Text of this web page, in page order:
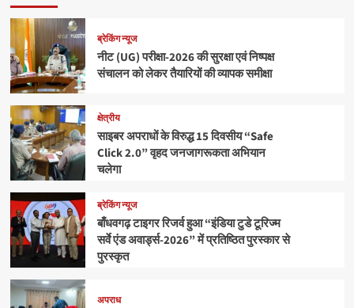
ब्रेकिंग न्यूज
नीट (UG) परीक्षा-2026 की सुरक्षा एवं निष्पक्ष
संचालन को लेकर तैयारियों की व्यापक समीक्षा
क्षेत्रीय
साइबर अपराधों के विरुद्ध 15 दिवसीय “Safe
Click 2.0” वृहद जनजागरूकता अभियान
चलेगा
ब्रेकिंग न्यूज
बाँधवगढ़ टाइगर रिजर्व हुआ “इंडिया टुडे टूरिज्म
सर्वे एंड अवार्ड्स-2026” में प्रतिष्ठित पुरस्कार से
पुरस्कृत
अपराध